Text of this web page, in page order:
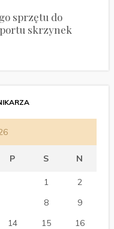
sprzętu do
skrzynek
P S N
1
2
8
9
14 15
16